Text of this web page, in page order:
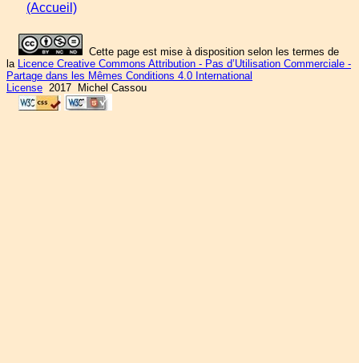
(Accueil)
Cette page est mise à disposition selon les termes de
la Licence Creative Commons Attribution - Pas d’Utilisation Commerciale -
Partage dans les Mêmes Conditions 4.0 International
License 2017 Michel Cassou